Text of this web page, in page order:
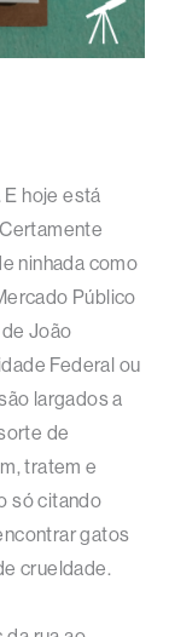
hoje está
ninhada como
Público
João
Federal ou
largados a
de
tratem e
só citando
gatos
crueldade.